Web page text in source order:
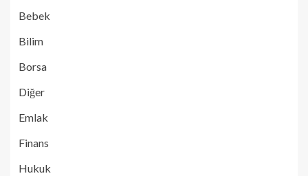
Bebek
Bilim
Borsa
Diğer
Emlak
Finans
Hukuk